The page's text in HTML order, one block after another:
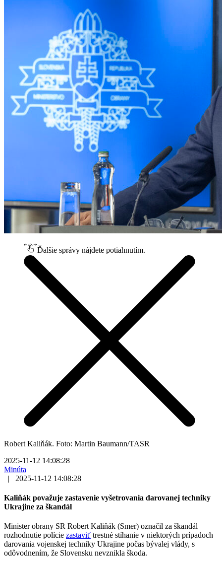
Ďalšie správy nájdete potiahnutím.
Robert Kaliňák. Foto: Martin Baumann/TASR
2025-11-12 14:08:28
Minúta
|
2025-11-12 14:08:28
Kaliňák považuje zastavenie vyšetrovania darovanej techniky
Ukrajine za škandál
Minister obrany SR Robert Kaliňák (Smer) označil za škandál
rozhodnutie polície zastaviť trestné stíhanie v niektorých prípadoch
darovania vojenskej techniky Ukrajine počas bývalej vlády, s
odôvodnením, že Slovensku nevznikla škoda.